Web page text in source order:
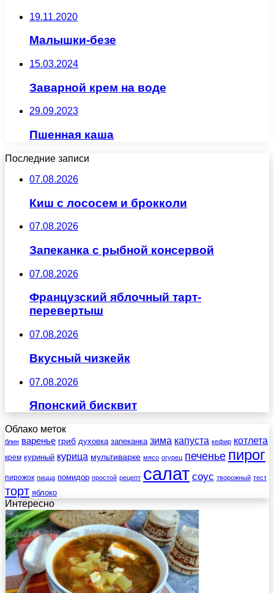
19.11.2020
Малышки-безе
15.03.2024
Заварной крем на воде
29.09.2023
Пшенная каша
Последние записи
07.08.2026
Киш с лососем и брокколи
07.08.2026
Запеканка с рыбной консервой
07.08.2026
Французский яблочный тарт-
перевертыш
07.08.2026
Вкусный чизкейк
07.08.2026
Японский бисквит
Облако меток
блин варенье гриб духовка запеканка зима капуста кефир котлета
крем куриный курица мультиварке мясо огурец печенье пирог
пирожок пицца помидор простой рецепт салат соус творожный тест
торт яблоко
Интересно